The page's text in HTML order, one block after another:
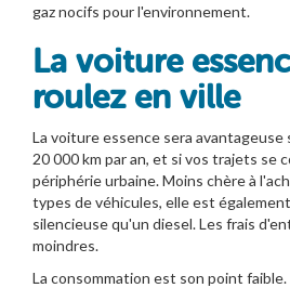
gaz nocifs pour l'environnement.
La voiture
roulez en ville
La voiture essence sera avantageuse
20 000 km par an, et si vos trajets se
périphérie urbaine. Moins chère à
types de véhicules, elle est
silencieuse qu'un diesel. Les frais
moindres.
La consommation est son point